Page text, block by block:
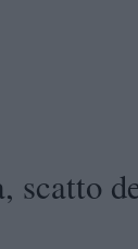
scatto